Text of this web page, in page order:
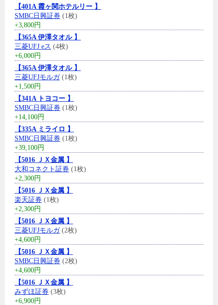
【401A 霞ヶ関ホテルリー 】
SMBC日興証券 (1枚)
+3,800円
【365A 伊澤タオル 】
三菱UFJ eス (4枚)
+6,000円
【365A 伊澤タオル 】
三菱UFJモルガ(1枚)
+1,500円
【341A トヨコー 】
SMBC日興証券 (1枚)
+14,100円
【335A ミライロ 】
SMBC日興証券 (1枚)
+39,100円
【5016 ＪＸ金属 】
大和コネクト証券 (1枚)
+2,300円
【5016 ＪＸ金属 】
楽天証券 (1枚)
+2,300円
【5016 ＪＸ金属 】
三菱UFJモルガ(2枚)
+4,600円
【5016 ＪＸ金属 】
SMBC日興証券 (2枚)
+4,600円
【5016 ＪＸ金属 】
みずほ証券 (3枚)
+6,900円